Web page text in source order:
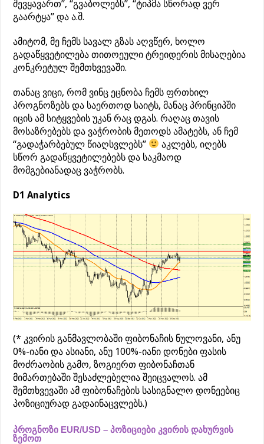
შევყავართ”, “გვაბოლებს”, “ტიპმა სწორად ვერ
გაარტყა” და ა.შ.
ამიტომ, მე ჩემს სავალ გზას აღვწერ, ხოლო
გადაწყვეტილება თითოეული ტრეიდერის მისაღებია
კონკრეტულ შემთხვევაში.
თანაც ვიცი, რომ ვინც ეცნობა ჩემს ფრთხილ
პროგნოზებს და საერთოდ საიტს, მანაც პრინციპში
იცის ამ სიტყვების უკან რაც დგას. რაღაც თავის
მოსაზრებებს და ვაჭრობის მეთოდს ამატებს, ან ჩემ
“გადაჭარბებულ წიაღსვლებს”
აკლებს, იღებს
სწორ გადაწყვეტილებებს და საკმაოდ
მომგებიანადაც ვაჭრობს.
D1 Analytics
(* კვირის განმავლობაში ფიბონაჩის ნულოვანი, ანუ
0%-იანი და ასიანი, ანუ 100%-იანი დონები ფასის
მოძრაობის გამო, ზოგიერთ ფიბონაჩთან
მიმართებაში შესაძლებელია შეიცვალოს. ამ
შემთხვევაში ამ ფიბონაჩების სასიგნალო დონეებიც
პოზიციურად გადაინაცვლებს.)
პროგნოზი EUR/USD – პოზიციები კვირის დახურვის
ზემოთ